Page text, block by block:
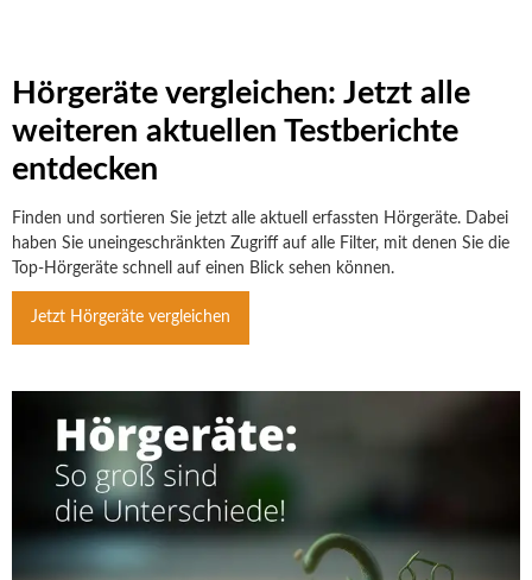
Hörgeräte vergleichen: Jetzt alle
weiteren aktuellen Testberichte
entdecken
Finden und sortieren Sie jetzt alle aktuell erfassten Hörgeräte. Dabei
haben Sie uneingeschränkten Zugriff auf alle Filter, mit denen Sie die
Top-Hörgeräte schnell auf einen Blick sehen können.
Jetzt Hörgeräte vergleichen